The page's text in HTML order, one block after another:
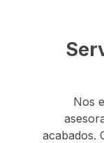
Nos
acabados.